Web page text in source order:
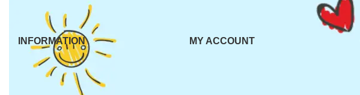
INFORMATION MY ACCOUNT